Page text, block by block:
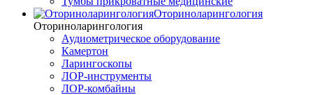
Оториноларингология
Оториноларингология
Аудиометрическое оборудование
Камертон
Ларингоскопы
ЛОР-инструменты
ЛОР-комбайны